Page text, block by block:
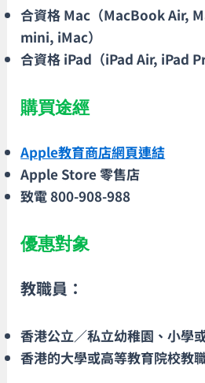
合資格 Mac（MacBook Air,
mini, iMac）
合資格 iPad（iPad Air, iPad
購買途經
Apple教育商店網頁連結
Apple Store 零售店
致電 800-908-988
優惠對象
教職員：
香港公立／私立幼稚園、小學
香港的大學或高等教育院校教